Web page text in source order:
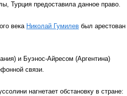
Турция предоставила данное право.
века Николай Гумилев был арестован
и Буэнос-Айресом (Аргентина)
связи.
нагнетает обстановку в стране: